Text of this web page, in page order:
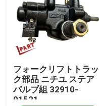
フォークリフトトラッ
ク部品 ニチユ ステア
バルブ組 32910-
01521